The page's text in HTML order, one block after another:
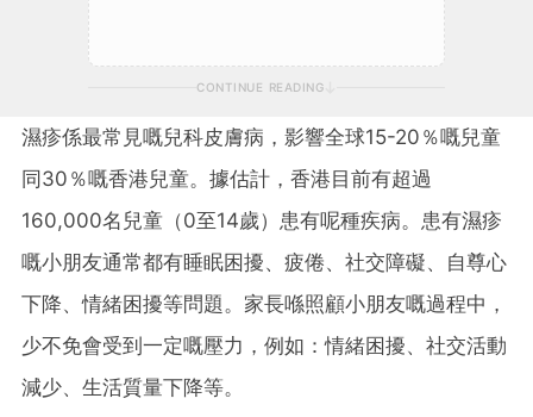
CONTINUE READING
濕疹係最常見嘅兒科皮膚病，影響全球15-20％嘅兒童
同30％嘅香港兒童。據估計，香港目前有超過
160,000名兒童（0至14歲）患有呢種疾病。患有濕疹
嘅小朋友通常都有睡眠困擾、疲倦、社交障礙、自尊心
下降、情緒困擾等問題。家長喺照顧小朋友嘅過程中，
少不免會受到一定嘅壓力，例如：情緒困擾、社交活動
減少、生活質量下降等。